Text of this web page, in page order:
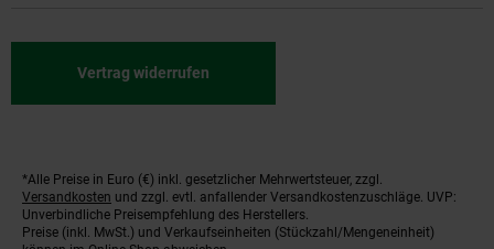
Vertrag widerrufen
Fußnoten
*Alle Preise in Euro (€) inkl. gesetzlicher Mehrwertsteuer, zzgl.
Versandkosten und zzgl. evtl. anfallender Versandkostenzuschläge. UVP:
Unverbindliche Preisempfehlung des Herstellers.
Preise (inkl. MwSt.) und Verkaufseinheiten (Stückzahl/Mengeneinheit)